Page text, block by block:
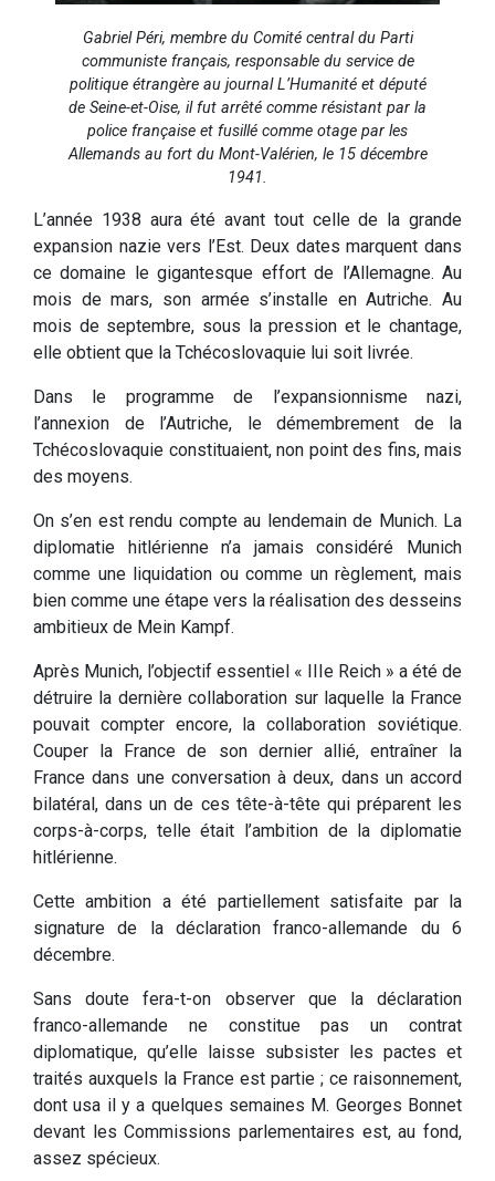
Gabriel Péri, membre du Comité central du Parti
communiste français, responsable du service de
politique étrangère au journal L’Humanité et député
de Seine-et-Oise, il fut arrêté comme résistant par la
police française et fusillé comme otage par les
Allemands au fort du Mont-Valérien, le 15 décembre
1941.
L’année 1938 aura été avant tout celle de la grande
expansion nazie vers l’Est. Deux dates marquent dans
ce domaine le gigantesque effort de l’Allemagne. Au
mois de mars, son armée s’installe en Autriche. Au
mois de septembre, sous la pression et le chantage,
elle obtient que la Tchécoslovaquie lui soit livrée.
Dans le programme de l’expansionnisme nazi,
l’annexion de l’Autriche, le démembrement de la
Tchécoslovaquie constituaient, non point des fins, mais
des moyens.
On s’en est rendu compte au lendemain de Munich. La
diplomatie hitlérienne n’a jamais considéré Munich
comme une liquidation ou comme un règlement, mais
bien comme une étape vers la réalisation des desseins
ambitieux de Mein Kampf.
Après Munich, l’objectif essentiel « IIIe Reich » a été de
détruire la dernière collaboration sur laquelle la France
pouvait compter encore, la collaboration soviétique.
Couper la France de son dernier allié, entraîner la
France dans une conversation à deux, dans un accord
bilatéral, dans un de ces tête-à-tête qui préparent les
corps-à-corps, telle était l’ambition de la diplomatie
hitlérienne.
Cette ambition a été partiellement satisfaite par la
signature de la déclaration franco-allemande du 6
décembre.
Sans doute fera-t-on observer que la déclaration
franco-allemande ne constitue pas un contrat
diplomatique, qu’elle laisse subsister les pactes et
traités auxquels la France est partie ; ce raisonnement,
dont usa il y a quelques semaines M. Georges Bonnet
devant les Commissions parlementaires est, au fond,
assez spécieux.